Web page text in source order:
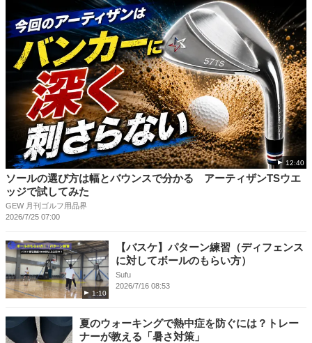
12:40
ソールの選び方は幅とバウンスで分かる アーティザンTSウエ
ッジで試してみた
GEW 月刊ゴルフ用品界
2026/7/25 07:00
1:10
【バスケ】パターン練習（ディフェンス
に対してボールのもらい方）
Sufu
2026/7/16 08:53
夏のウォーキングで熱中症を防ぐには？トレー
ナーが教える「暑さ対策」